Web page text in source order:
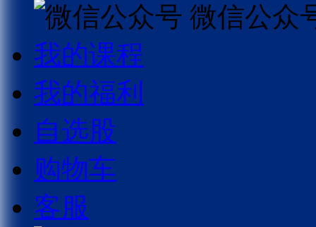
微信公众
我的课程
我的福利
自选股
购物车
客服